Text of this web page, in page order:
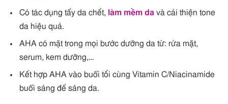
Có tác dụng tẩy da chết, làm mềm da và cải thiện tone
da hiệu quả.
AHA có mặt trong mọi bước dưỡng da từ: rửa mặt,
serum, kem dưỡng,…
Kết hợp AHA vào buổi tối cùng Vitamin C/Niacinamide
buổi sáng để sáng da.